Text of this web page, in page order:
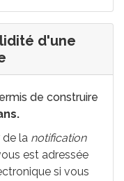
d'une
de construire
de la notification
est adressée
si vous